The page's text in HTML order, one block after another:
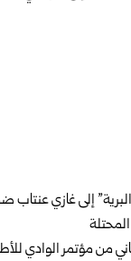
إلى غازي عنتاب